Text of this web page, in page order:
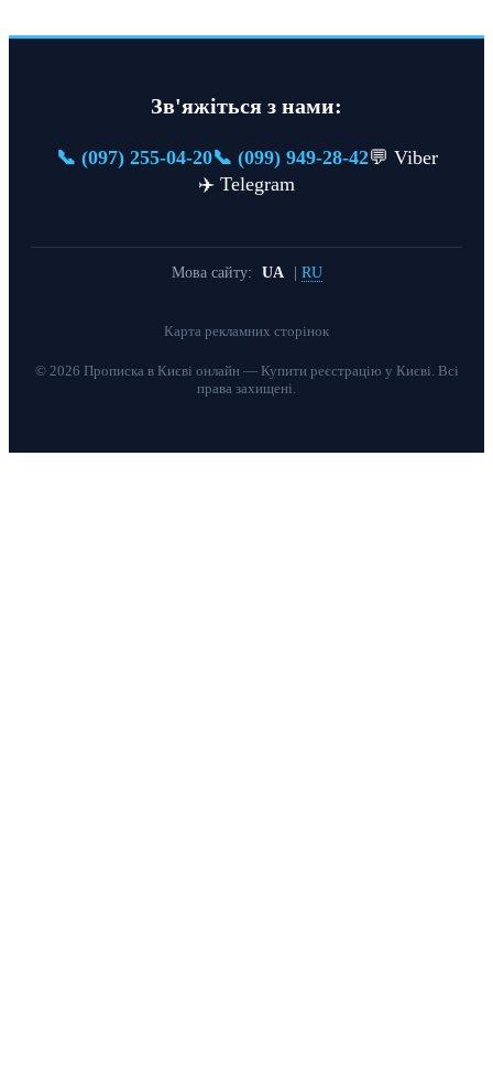
Зв'яжіться з нами:
📞 (097) 255-04-20📞 (099) 949-28-42💬 Viber
✈️ Telegram
Мова сайту: UA | RU
Карта рекламних сторінок
© 2026 Прописка в Києві онлайн — Купити реєстрацію у Києві. Всі
права захищені.